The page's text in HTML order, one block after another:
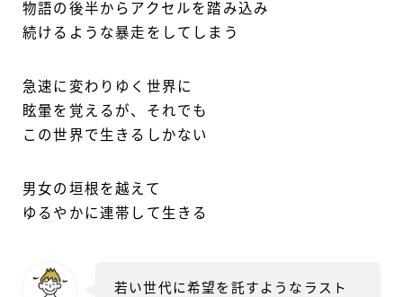
物語の後半からアクセルを踏み込み
続けるような暴走をしてしまう
急速に変わりゆく世界に
眩暈を覚えるが、それでも
この世界で生きるしかない
男女の垣根を越えて
ゆるやかに連帯して生きる
若い世代に希望を託すようなラスト